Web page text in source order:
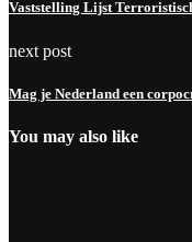
Vaststelling Lijst
next post
Mag je Nederland een
You may also like